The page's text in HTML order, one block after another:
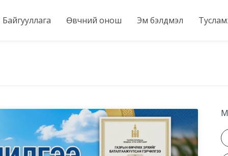
Байгууллага Өвчний онош Эм бэлдмэл